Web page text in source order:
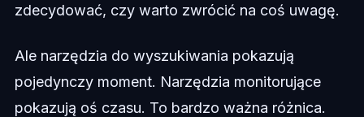
zdecydować, czy warto zwrócić na coś uwagę.
Ale narzędzia do wyszukiwania pokazują
pojedynczy moment. Narzędzia monitorujące
pokazują oś czasu. To bardzo ważna różnica.